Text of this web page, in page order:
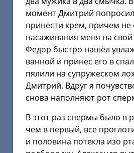
момент Дмитрий
принести крем, причем не
насаживания меня на
Федор быстро нашёл
ванной и принес его в
пялили на супружеском
Дмитрий. Вдруг я
снова наполняют рот
В этот раз спермы было в
чем в первый, все
и половина потекла изо